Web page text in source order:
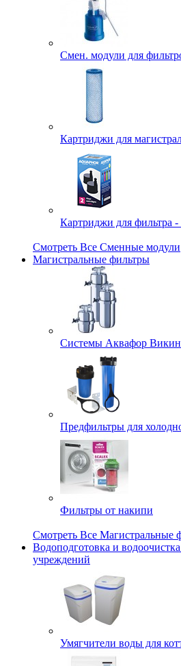
Смен. модули для
Картриджи для
Картриджи для фильтра -
Смотреть Все Сменные модули
Магистральные фильтры
Системы Аквафор
Предфильтры для
Фильтры от накипи
Смотреть Все Магистральные
Водоподготовка и
учреждений
Умягчители воды для